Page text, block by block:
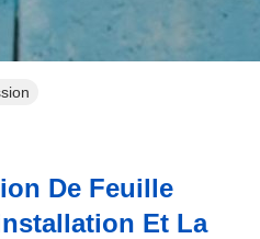
De Feuille
Et La